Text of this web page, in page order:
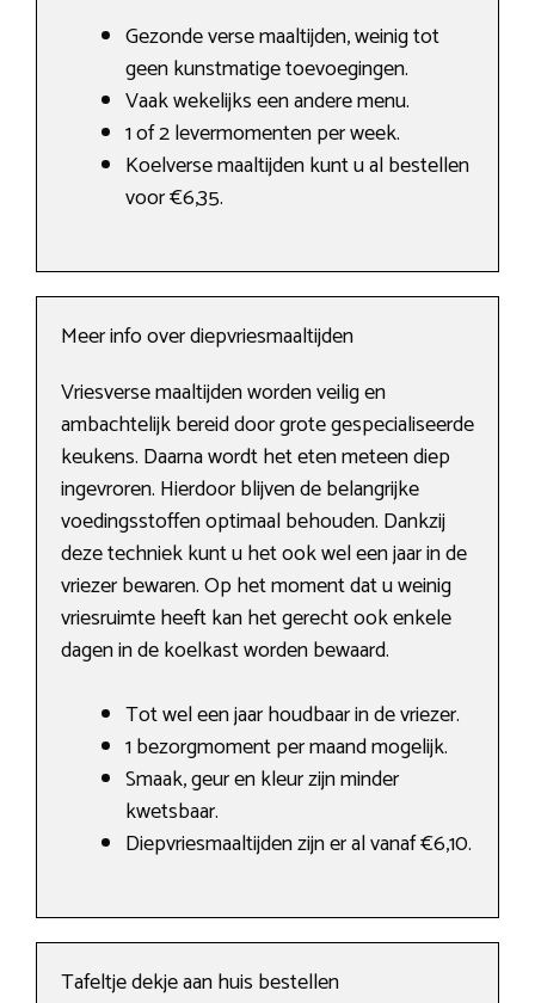
Gezonde verse maaltijden, weinig tot
geen kunstmatige toevoegingen.
Vaak wekelijks een andere menu.
1 of 2 levermomenten per week.
Koelverse maaltijden kunt u al bestellen
voor €6,35.
Meer info over diepvriesmaaltijden
Vriesverse maaltijden worden veilig en
ambachtelijk bereid door grote gespecialiseerde
keukens. Daarna wordt het eten meteen diep
ingevroren. Hierdoor blijven de belangrijke
voedingsstoffen optimaal behouden. Dankzij
deze techniek kunt u het ook wel een jaar in de
vriezer bewaren. Op het moment dat u weinig
vriesruimte heeft kan het gerecht ook enkele
dagen in de koelkast worden bewaard.
Tot wel een jaar houdbaar in de vriezer.
1 bezorgmoment per maand mogelijk.
Smaak, geur en kleur zijn minder
kwetsbaar.
Diepvriesmaaltijden zijn er al vanaf €6,10.
Tafeltje dekje aan huis bestellen